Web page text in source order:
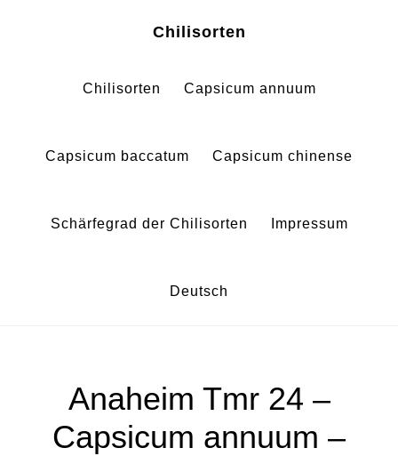
Chilisorten
Chilisorten Capsicum annuum
Capsicum baccatum Capsicum chinense
Schärfegrad der Chilisorten Impressum
Deutsch
Anaheim Tmr 24 –
Capsicum annuum –